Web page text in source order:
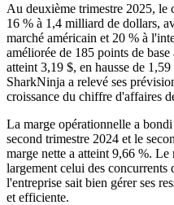
Au deuxième trimestre 2025, le
16 % à 1,4 milliard de dollars,
marché américain et 20 % à
améliorée de 185 points de
atteint 3,19 $, en hausse de
SharkNinja a relevé ses
croissance du chiffre d'affaires
La marge opérationnelle a
second trimestre 2024 et le
marge nette a atteint 9,66 %.
largement celui des concurrents
l'entreprise sait bien gérer ses
et efficiente.